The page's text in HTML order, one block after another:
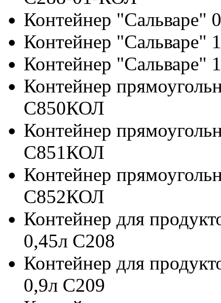
Контейнер "Сальваре"
Контейнер "Сальваре"
Контейнер "Сальваре"
Контейнер
С850КОЛ
Контейнер
С851КОЛ
Контейнер
С852КОЛ
Контейнер для
0,45л С208
Контейнер для
0,9л С209